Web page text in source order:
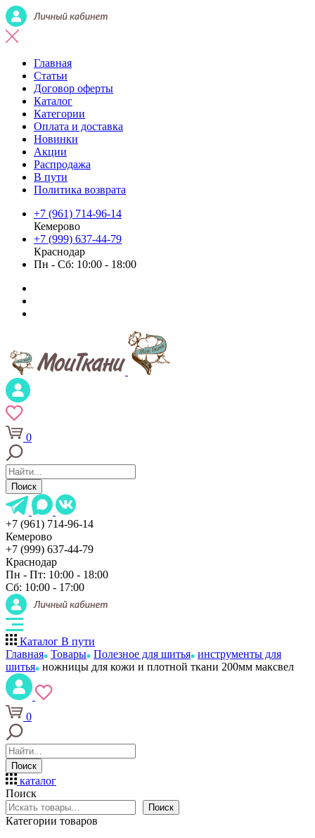
Главная
Статьи
Договор оферты
Каталог
Категории
Оплата и доставка
Новинки
Акции
Распродажа
В пути
Политика возврата
+7 (961) 714-96-14
Кемерово
+7 (999) 637-44-79
Краснодар
Пн - Сб: 10:00 - 18:00
0
Поиск
+7 (961) 714-96-14
Кемерово
+7 (999) 637-44-79
Краснодар
Пн - Пт: 10:00 - 18:00
Сб: 10:00 - 17:00
Каталог В пути
Главная Товары Полезное для шитья инструменты для
шитья ножницы для кожи и плотной ткани 200мм максвел
0
Поиск
каталог
Поиск
Поиск
Категории товаров